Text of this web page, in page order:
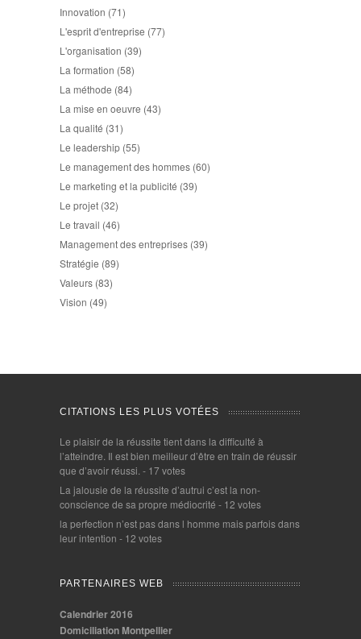
Innovation (71)
L'esprit d'entreprise (77)
L'organisation (39)
La formation (58)
La méthode (84)
La mise en oeuvre (43)
La qualité (31)
Le leadership (55)
Le management des hommes (60)
Le marketing et la publicité (39)
Le projet (32)
Le travail (46)
Management des entreprises (39)
Stratégie (89)
Valeurs (83)
Vision (49)
CITATIONS LES PLUS VOTÉES
Le plaisir de la réussite tient dans la difficulté à
l’atteindre. Il est bien meilleur d’être en train de réussir
que d’avoir réussi. - 17 votes
La jalousie de la réussite d’autrui c’est la non-
conscience de sa propre médiocrité - 12 votes
la perfection n’est pas dans l homme mais parfois dans
leur intention - 12 votes
PARTENAIRES WEB
Calendrier 2016
Domiciliation Montpellier